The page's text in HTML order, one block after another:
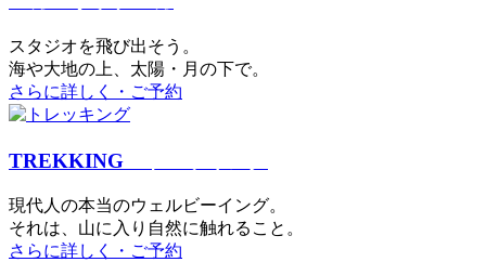
スタジオを⾶び出そう。
海や大地の上、太陽・⽉の下で。
さらに詳しく・ご予約
TREKKING
現代⼈の本当のウェルビーイング。
それは、⼭に⼊り⾃然に触れること。
さらに詳しく・ご予約